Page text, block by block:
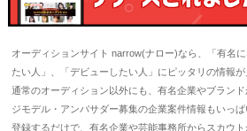
オーディションサイト narrow(ナロー)なら、「有名
たい人」、「デビューしたい人」にピッタリの情報が
通常のオーディション以外にも、有名企業やブラン
ジモデル・アンバサダー募集の企業案件情報もいっぱ
登録するだけで、有名企業や芸能事務所からスカウ